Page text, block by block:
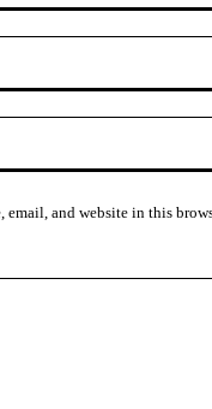
email, and website in this